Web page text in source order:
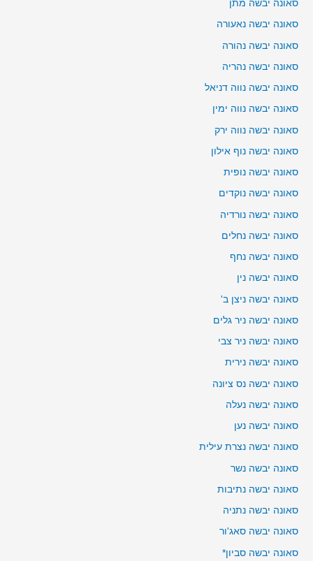
סאונה יבשה מתן
סאונה יבשה נאעורה
סאונה יבשה נהורה
סאונה יבשה נהריה
סאונה יבשה נווה דניאל
סאונה יבשה נווה ימין
סאונה יבשה נווה ירק
סאונה יבשה נוף אילון
סאונה יבשה נופית
סאונה יבשה נוקדים
סאונה יבשה נורדיה
סאונה יבשה נחלים
סאונה יבשה נחף
סאונה יבשה נין
סאונה יבשה ניצן ב'
סאונה יבשה ניר גלים
סאונה יבשה ניר צבי
סאונה יבשה נירית
סאונה יבשה נס ציונה
סאונה יבשה נעלה
סאונה יבשה נען
סאונה יבשה נצרת עילית
סאונה יבשה נשר
סאונה יבשה נתיבות
סאונה יבשה נתניה
סאונה יבשה סאג'ור
סאונה יבשה סביון*